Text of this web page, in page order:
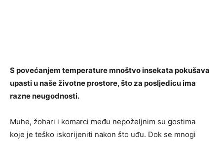
S povećanjem temperature mnoštvo insekata pokušava
upasti u naše životne prostore, što za posljedicu ima
razne neugodnosti.
Muhe, žohari i komarci među nepoželjnim su gostima
koje je teško iskorijeniti nakon što uđu. Dok se mnogi